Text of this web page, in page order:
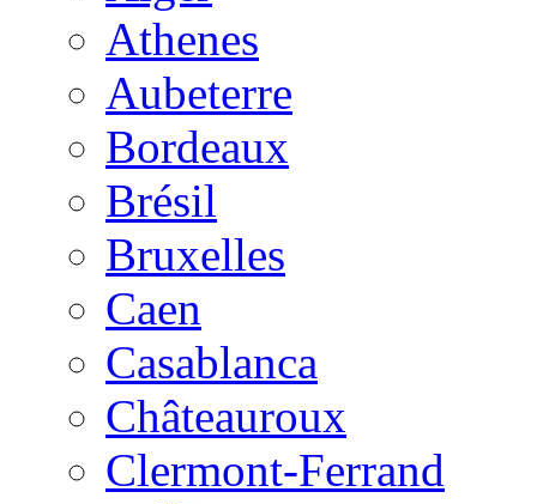
Athenes
Aubeterre
Bordeaux
Brésil
Bruxelles
Caen
Casablanca
Châteauroux
Clermont-Ferrand